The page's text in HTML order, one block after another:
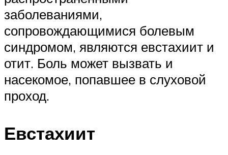
заболеваниями,
сопровождающимися болевым
синдромом, являются евстахиит и
отит. Боль может вызвать и
насекомое, попавшее в слуховой
проход.
Евстахиит